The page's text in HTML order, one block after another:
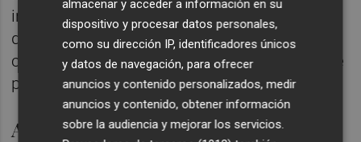
instalaciones, lo que incluye el tratamiento
de malas hierbas, la limpieza de canalones,
cubiertas, terrazas y demás elementos clave
para su uso seguro.
Apoyo logístico durante eventos y
almacenar y acceder a información en su
dispositivo y procesar datos personales,
como su dirección IP, identificadores únicos
y datos de navegación, para ofrecer
anuncios y contenido personalizados, medir
anuncios y contenido, obtener información
sobre la audiencia y mejorar los servicios.